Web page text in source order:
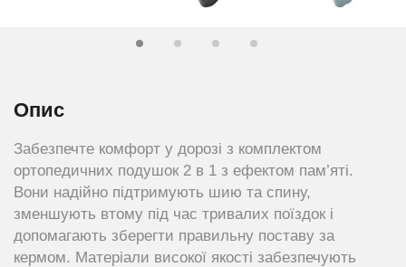
Опис
Забезпечте комфорт у дорозі з комплектом
ортопедичних подушок 2 в 1 з ефектом пам’яті.
Вони надійно підтримують шию та спину,
зменшують втому під час тривалих поїздок і
допомагають зберегти правильну поставу за
кермом. Матеріали високої якості забезпечують